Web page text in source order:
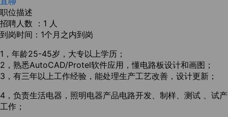
职位描述
招聘人数 ：1 人
到岗时间：1个月之内到岗
1，年龄25-45岁，大专以上学历；
2，熟悉AutoCAD/Protel软件应用，懂电路板设计和画图；
3，有三年以上工作经验，能处理生产工艺改善，设计更新；
4，负责生活电器，照明电器产品电路开发、制样、测试 、试产
工作；